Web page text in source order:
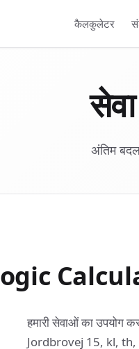
कैलकुलेटर
अंतिम
हमारी सेवाओं का उपयोग
Jordbrovej 15, kl, th,